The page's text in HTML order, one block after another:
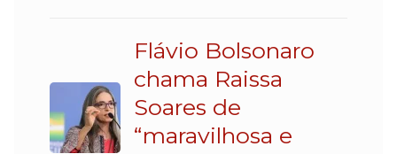
Flávio Bolsonaro
chama Raissa
Soares de
“maravilhosa e